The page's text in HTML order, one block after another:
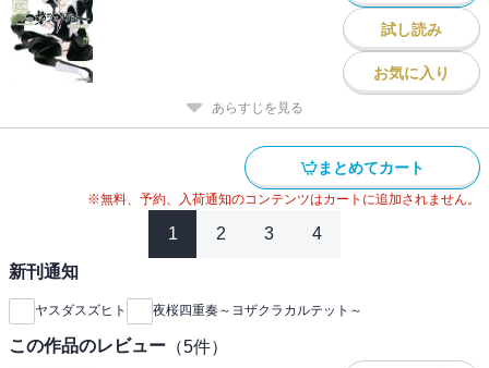
試し読み
お気に入り
あらすじを見る
まとめてカート
※無料、予約、入荷通知のコンテンツはカートに追加されません。
1 2 3 4
新刊通知
ヤスダスズヒト 夜桜四重奏～ヨザクラカルテット～
この作品のレビュー （5件）